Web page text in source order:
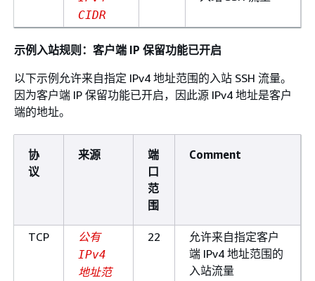
CIDR
示例入站规则：客户端 IP 保留功能已开启
以下示例允许来自指定 IPv4 地址范围的入站 SSH 流量。
因为客户端 IP 保留功能已开启，因此源 IPv4 地址是客户
端的地址。
协
议
来源
端
口
范
围
Comment
TCP
公有
IPv4
地址范
22
允许来自指定客户
端 IPv4 地址范围的
入站流量